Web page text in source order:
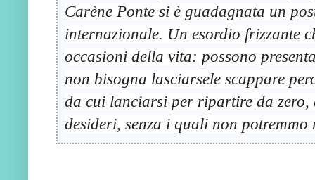
Carène Ponte si è guadagnata un
internazionale. Un esordio frizzante
occasioni della vita: possono
non bisogna lasciarsele scappare
da cui lanciarsi per ripartire da
desideri, senza i quali non potremmo